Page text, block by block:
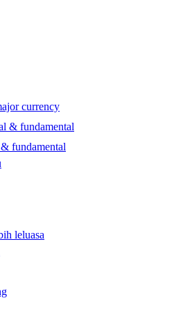
currency
& fundamental
fundamental
leluasa